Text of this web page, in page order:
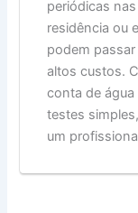
periódicas
residência ou
podem
altos custos.
conta de água
testes
um